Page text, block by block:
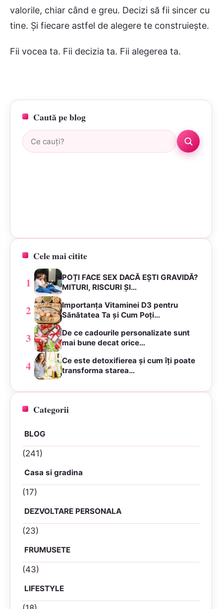
valorile, chiar când e greu. Decizi să fii sincer cu
tine. Și fiecare astfel de alegere te construiește.
Fii vocea ta. Fii decizia ta. Fii alegerea ta.
Caută pe blog
Caută:
Cele mai citite
1
POȚI FACE SEX DACĂ EȘTI GRAVIDĂ?
MITURI, RISCURI ȘI…
2
Importanța Vitaminei D3 pentru
Sănătatea Ta și Cum Poți…
3
De ce cadourile personalizate sunt
mai bune decat orice…
4
Ce este detoxifierea și cum îți poate
transforma starea…
Categorii
BLOG
(241)
Casa si gradina
(17)
DEZVOLTARE PERSONALA
(23)
FRUMUSETE
(43)
LIFESTYLE